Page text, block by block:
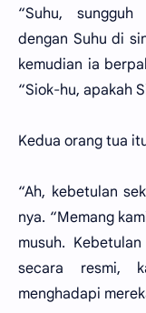
“Suhu,
dengan Suhu di
kemudian ia
“Siok-hu, apakah
Kedua orang tua
“Ah, kebetulan
nya. “Memang
musuh.
secara resmi,
menghadapi